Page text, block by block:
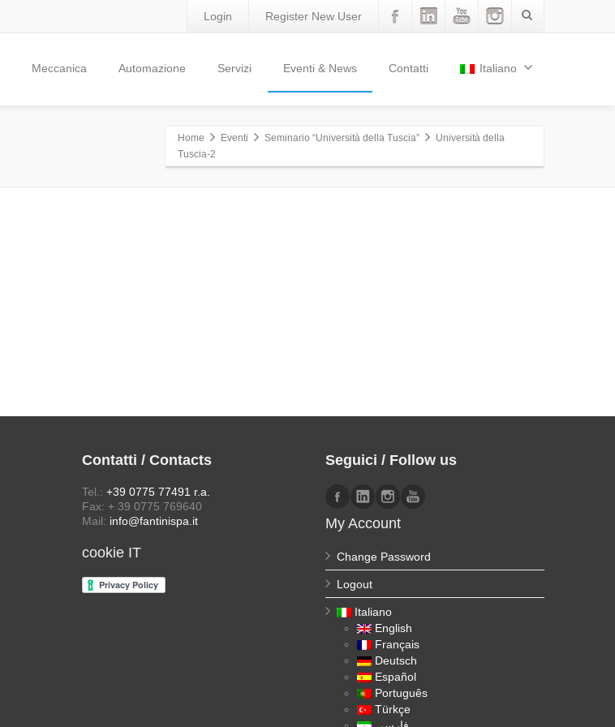
Login Register New User
Meccanica Automazione Servizi Eventi & News Contatti Italiano
Home Eventi Seminario “Università della Tuscia”
Università della
Tuscia-2
Contatti / Contacts
Tel.: +39 0775 77491 r.a.
Fax: + 39 0775 769640
Mail: info@fantinispa.it
cookie IT
Seguici / Follow us
My Account
Change Password
Logout
Italiano
English
Français
Deutsch
Español
Português
Türkçe